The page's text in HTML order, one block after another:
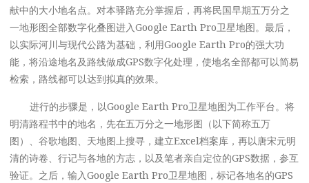
献中的大小地名点。对本驿路充分掌握后，再将民国早期五万分之
一地形图全部数字化叠图进入Google Earth Pro卫星地图。最后，
以实际河川与现代公路为基础，利用Google Earth Pro的强大功
能，将沿途地名及路线做成GPS数字化处理，使地名全部都可以简易
检索，路线都可以达到拟真的效果。
进行的步骤是，以Google Earth Pro卫星地图为工作平台。将
明清路程书中的地名，先在五万分之一地形图（以下简称五万
图）、谷歌地图、天地图上搜寻，建立Excel档案库，再以唐宋元明
清的诗卷、行记与各地的方志，以及笔者亲自定位的GPS数据，参互
验证。之后，输入Google Earth Pro卫星地图，标记各地名的GPS